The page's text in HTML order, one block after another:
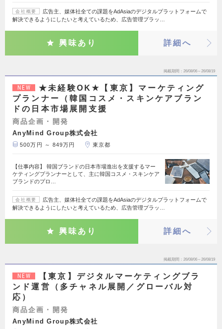
会社概要
広告主、媒体社全ての課題をAdAsiaのデジタルプラットフォームで
解決できるようにしたいと考えているため、広告管理プラッ…
興味あり 詳細へ
掲載期間 26/08/06～26/08/19
NEW
★未経験OK★【東京】マーケティング
プランナー（韓国コスメ・スキンケアブラン
ドの日本市場展開支援
商品企画・開発
AnyMind Group株式会社
500万円 ～ 849万円 東京都
【仕事内容】 韓国ブランドの日本市場進出を支援するマー
ケティングプランナーとして、主に韓国コスメ・スキンケア
ブランドのプロ…
会社概要
広告主、媒体社全ての課題をAdAsiaのデジタルプラットフォームで
解決できるようにしたいと考えているため、広告管理プラッ…
興味あり 詳細へ
掲載期間 26/08/06～26/08/19
NEW
【東京】デジタルマーケティングブラ
ンド運営（多チャネル展開／グローバル対
応）
商品企画・開発
AnyMind Group株式会社